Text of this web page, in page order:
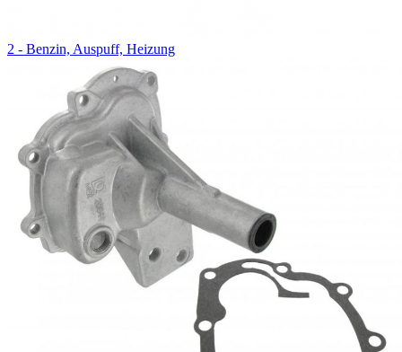
2 - Benzin, Auspuff, Heizung